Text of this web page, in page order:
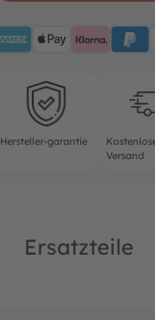
ApplePayKlarna
Hersteller-garantie
Hersteller-garantie
Versand
Ersatzteile